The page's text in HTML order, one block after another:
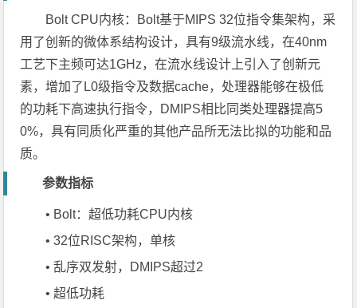
Bolt CPU内核：Bolt基于MIPS 32位指令集架构，采
用了创新的微体系结构设计，具有9级流水线，在40nm
工艺下主频可达1GHz，在流水线设计上引入了创新元
素，增加了L0级指令及数据cache，处理器能够在极低
的功耗下高速执行指令，DMIPS相比同类处理器提高5
0%，具有同质化严重的其他产品所无法比拟的功能和品
质。
参数指标
• Bolt：超低功耗CPU内核
• 32位RISC架构，单核
• 乱序双发射，DMIPS超过2
• 超低功耗